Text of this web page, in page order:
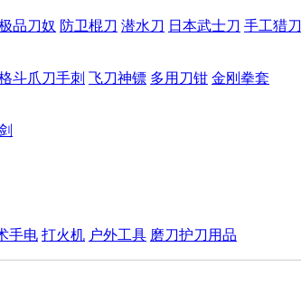
品刀奴 防卫棍刀 潜水刀 日本武士刀 手工猎刀
斗爪刀手刺 飞刀神镖 多用刀钳 金刚拳套
手电 打火机 户外工具 磨刀护刀用品